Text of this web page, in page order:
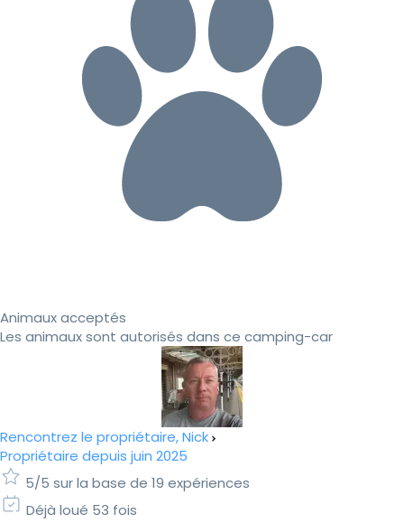
Animaux acceptés
Les animaux sont autorisés dans ce camping-car
Rencontrez le propriétaire, Nick
Propriétaire depuis juin 2025
5/5 sur la base de 19 expériences
Déjà loué 53 fois